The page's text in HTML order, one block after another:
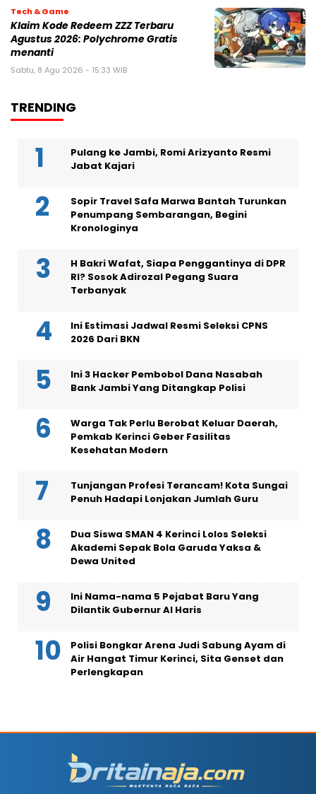
Tech & Game
Klaim Kode Redeem ZZZ Terbaru
Agustus 2026: Polychrome Gratis
menanti
Sabtu, 8 Agu 2026 - 15:33 WIB
TRENDING
Pulang ke Jambi, Romi Arizyanto Resmi
Jabat Kajari
Sopir Travel Safa Marwa Bantah Turunkan
Penumpang Sembarangan, Begini
Kronologinya
H Bakri Wafat, Siapa Penggantinya di DPR
RI? Sosok Adirozal Pegang Suara
Terbanyak
Ini Estimasi Jadwal Resmi Seleksi CPNS
2026 Dari BKN
Ini 3 Hacker Pembobol Dana Nasabah
Bank Jambi Yang Ditangkap Polisi
Warga Tak Perlu Berobat Keluar Daerah,
Pemkab Kerinci Geber Fasilitas
Kesehatan Modern
Tunjangan Profesi Terancam! Kota Sungai
Penuh Hadapi Lonjakan Jumlah Guru
Dua Siswa SMAN 4 Kerinci Lolos Seleksi
Akademi Sepak Bola Garuda Yaksa &
Dewa United
Ini Nama-nama 5 Pejabat Baru Yang
Dilantik Gubernur Al Haris
Polisi Bongkar Arena Judi Sabung Ayam di
Air Hangat Timur Kerinci, Sita Genset dan
Perlengkapan